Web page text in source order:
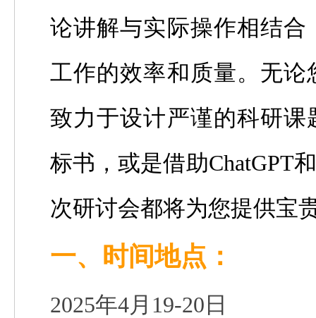
论讲解与实际操作相结
工作的效率和质量。无
致力于设计严谨的科研
标书，或是借助ChatGPT和
次研讨会都将为您提供宝
一、时间地点 ：
2025年4月19-20日